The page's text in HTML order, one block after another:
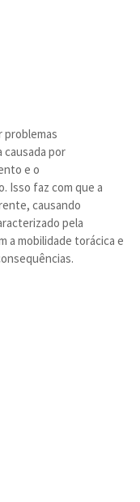
problemas
causada por
e o
Isso faz com que a
causando
pela
a mobilidade torácica e